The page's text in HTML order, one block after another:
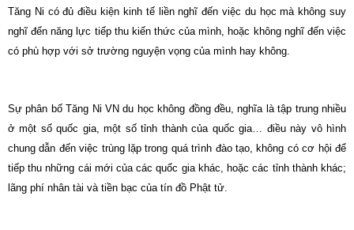
Tăng Ni có đủ điều kiện kinh tế liền nghĩ đến việc du học mà không suy
nghĩ đến năng lực tiếp thu kiến thức của mình, hoặc không nghĩ đến việc
có phù hợp với sở trường nguyện vọng của mình hay không.
Sự phân bố Tăng Ni VN du học không đồng đều, nghĩa là tập trung nhiều
ở một số quốc gia, một số tỉnh thành của quốc gia… điều này vô hình
chung dẫn đến việc trùng lặp trong quá trình đào tạo, không có cơ hội để
tiếp thu những cái mới của các quốc gia khác, hoặc các tỉnh thành khác;
lãng phí nhân tài và tiền bạc của tín đồ Phật tử.